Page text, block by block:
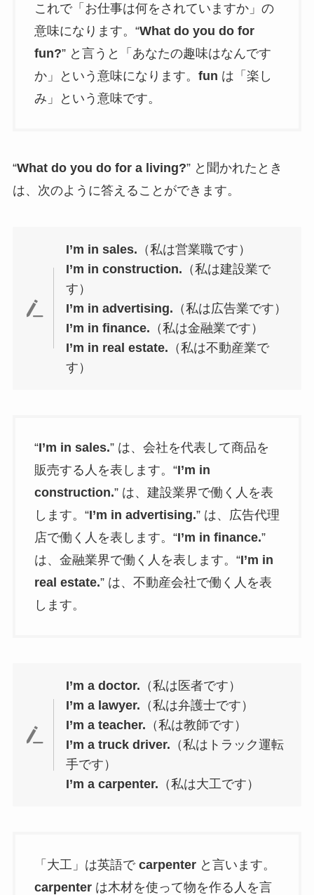
これで「お仕事は何をされていますか」の
意味になります。“What do you do for
fun?” と言うと「あなたの趣味はなんです
か」という意味になります。 fun は「楽し
み」という意味です。
“What do you do for a living?” と聞かれたとき
は、次のように答えることができます。
I’m in sales. （私は営業職です）
I’m in construction. （私は建設業で
す）
I’m in advertising. （私は広告業です）
I’m in finance. （私は金融業です）
I’m in real estate. （私は不動産業で
す）
“I’m in sales.” は、会社を代表して商品を
販売する人を表します。“I’m in
construction.” は、建設業界で働く人を表
します。“I’m in advertising.” は、広告代理
店で働く人を表します。“I’m in finance.”
は、金融業界で働く人を表します。“I’m in
real estate.” は、不動産会社で働く人を表
します。
I’m a doctor. （私は医者です）
I’m a lawyer. （私は弁護士です）
I’m a teacher. （私は教師です）
I’m a truck driver. （私はトラック運転
手です）
I’m a carpenter. （私は大工です）
「大工」は英語で carpenterと言います。
carpenterは木材を使って物を作る人を言